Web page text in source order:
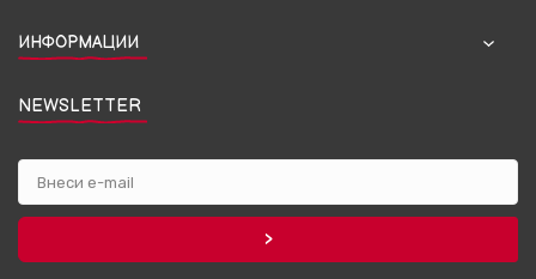
ИНФОРМАЦИИ
NEWSLETTER